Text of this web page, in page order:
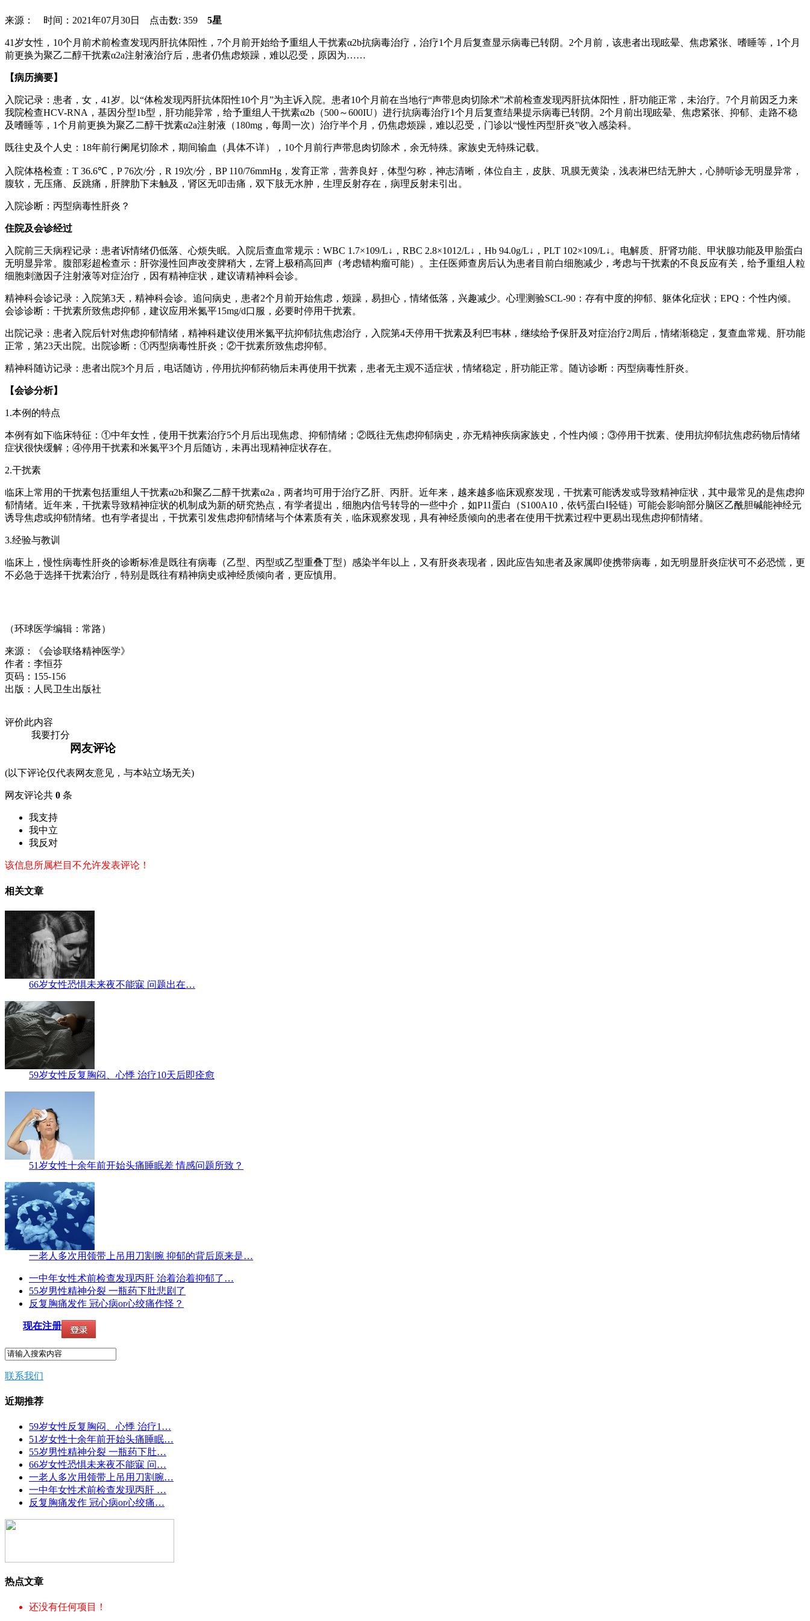
来源： 时间：2021年07月30日 点击数: 359 5星
41岁女性，10个月前术前检查发现丙肝抗体阳性，7个月前开始给予重组人干扰素α2b抗病毒治疗，治疗1个月后复查显示病毒已转阴。2个月前，该患者出现眩晕、焦虑紧张、嗜睡等，1个月
前更换为聚乙二醇干扰素α2a注射液治疗后，患者仍焦虑烦躁，难以忍受，原因为……
【病历摘要】
入院记录：患者，女，41岁。以“体检发现丙肝抗体阳性10个月”为主诉入院。患者10个月前在当地行“声带息肉切除术”术前检查发现丙肝抗体阳性，肝功能正常，未治疗。7个月前因乏力来
我院检查HCV-RNA，基因分型1b型，肝功能异常，给予重组人干扰素α2b（500～600IU）进行抗病毒治疗1个月后复查结果提示病毒已转阴。2个月前出现眩晕、焦虑紧张、抑郁、走路不稳
及嗜睡等，1个月前更换为聚乙二醇干扰素α2a注射液（180mg，每周一次）治疗半个月，仍焦虑烦躁，难以忍受，门诊以“慢性丙型肝炎”收入感染科。
既往史及个人史：18年前行阑尾切除术，期间输血（具体不详），10个月前行声带息肉切除术，余无特殊。家族史无特殊记载。
入院体格检查：T 36.6℃，P 76次/分，R 19次/分，BP 110/76mmHg，发育正常，营养良好，体型匀称，神志清晰，体位自主，皮肤、巩膜无黄染，浅表淋巴结无肿大，心肺听诊无明显异常，
腹软，无压痛、反跳痛，肝脾肋下未触及，肾区无叩击痛，双下肢无水肿，生理反射存在，病理反射未引出。
入院诊断：丙型病毒性肝炎？
住院及会诊经过
入院前三天病程记录：患者诉情绪仍低落、心烦失眠。入院后查血常规示：WBC 1.7×109/L↓，RBC 2.8×1012/L↓，Hb 94.0g/L↓，PLT 102×109/L↓。电解质、肝肾功能、甲状腺功能及甲胎蛋白
无明显异常。腹部彩超检查示：肝弥漫性回声改变脾稍大，左肾上极稍高回声（考虑错构瘤可能）。主任医师查房后认为患者目前白细胞减少，考虑与干扰素的不良反应有关，给予重组人粒
细胞刺激因子注射液等对症治疗，因有精神症状，建议请精神科会诊。
精神科会诊记录：入院第3天，精神科会诊。追问病史，患者2个月前开始焦虑，烦躁，易担心，情绪低落，兴趣减少。心理测验SCL-90：存有中度的抑郁、躯体化症状；EPQ：个性内倾。
会诊诊断：干扰素所致焦虑抑郁，建议应用米氮平15mg/d口服，必要时停用干扰素。
出院记录：患者入院后针对焦虑抑郁情绪，精神科建议使用米氮平抗抑郁抗焦虑治疗，入院第4天停用干扰素及利巴韦林，继续给予保肝及对症治疗2周后，情绪渐稳定，复查血常规、肝功能
正常，第23天出院。出院诊断：①丙型病毒性肝炎；②干扰素所致焦虑抑郁。
精神科随访记录：患者出院3个月后，电话随访，停用抗抑郁药物后未再使用干扰素，患者无主观不适症状，情绪稳定，肝功能正常。随访诊断：丙型病毒性肝炎。
【会诊分析】
1.本例的特点
本例有如下临床特征：①中年女性，使用干扰素治疗5个月后出现焦虑、抑郁情绪；②既往无焦虑抑郁病史，亦无精神疾病家族史，个性内倾；③停用干扰素、使用抗抑郁抗焦虑药物后情绪
症状很快缓解；④停用干扰素和米氮平3个月后随访，未再出现精神症状存在。
2.干扰素
临床上常用的干扰素包括重组人干扰素α2b和聚乙二醇干扰素α2a，两者均可用于治疗乙肝、丙肝。近年来，越来越多临床观察发现，干扰素可能诱发或导致精神症状，其中最常见的是焦虑抑
郁情绪。近年来，干扰素导致精神症状的机制成为新的研究热点，有学者提出，细胞内信号转导的一些中介，如P11蛋白（S100A10，依钙蛋白Ⅰ轻链）可能会影响部分脑区乙酰胆碱能神经元
诱导焦虑或抑郁情绪。也有学者提出，干扰素引发焦虑抑郁情绪与个体素质有关，临床观察发现，具有神经质倾向的患者在使用干扰素过程中更易出现焦虑抑郁情绪。
3.经验与教训
临床上，慢性病毒性肝炎的诊断标准是既往有病毒（乙型、丙型或乙型重叠丁型）感染半年以上，又有肝炎表现者，因此应告知患者及家属即使携带病毒，如无明显肝炎症状可不必恐慌，更
不必急于选择干扰素治疗，特别是既往有精神病史或神经质倾向者，更应慎用。
（环球医学编辑：常路）
来源：《会诊联络精神医学》
作者：李恒芬
页码：155-156
出版：人民卫生出版社
评价此内容
我要打分
网友评论
(以下评论仅代表网友意见，与本站立场无关)
网友评论共 0 条
我支持
我中立
我反对
该信息所属栏目不允许发表评论！
相关文章
66岁女性恐惧未来夜不能寐 问题出在…
59岁女性反复胸闷、心悸 治疗10天后即痊愈
51岁女性十余年前开始头痛睡眠差 情感问题所致？
一老人多次用领带上吊用刀割腕 抑郁的背后原来是…
一中年女性术前检查发现丙肝 治着治着抑郁了…
55岁男性精神分裂 一瓶药下肚悲剧了
反复胸痛发作 冠心病or心绞痛作怪？
现在注册
联系我们
近期推荐
59岁女性反复胸闷、心悸 治疗1…
51岁女性十余年前开始头痛睡眠…
55岁男性精神分裂 一瓶药下肚…
66岁女性恐惧未来夜不能寐 问…
一老人多次用领带上吊用刀割腕…
一中年女性术前检查发现丙肝 …
反复胸痛发作 冠心病or心绞痛…
热点文章
还没有任何项目！